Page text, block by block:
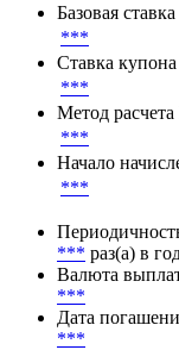
Базовая ставка
***
Ставка купона
***
Метод
***
Начало
***
*** раз(а) в
Валюта
***
Дата
***